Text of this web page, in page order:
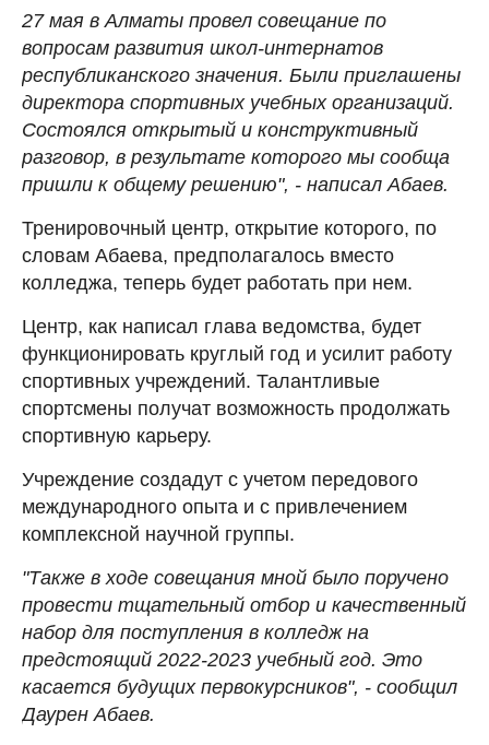
27 мая в Алматы провел совещание по
вопросам развития школ-интернатов
республиканского значения. Были приглашены
директора спортивных учебных организаций.
Состоялся открытый и конструктивный
разговор, в результате которого мы сообща
пришли к общему решению", - написал Абаев.
Тренировочный центр, открытие которого, по
словам Абаева, предполагалось вместо
колледжа, теперь будет работать при нем.
Центр, как написал глава ведомства, будет
функционировать круглый год и усилит работу
спортивных учреждений. Талантливые
спортсмены получат возможность продолжать
спортивную карьеру.
Учреждение создадут с учетом передового
международного опыта и с привлечением
комплексной научной группы.
"Также в ходе совещания мной было поручено
провести тщательный отбор и качественный
набор для поступления в колледж на
предстоящий 2022-2023 учебный год. Это
касается будущих первокурсников", - сообщил
Даурен Абаев.